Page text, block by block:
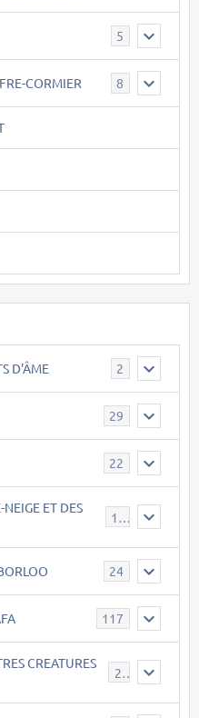
5
CORMIER 8
D'ÂME 2
29
22
ET DES
17
24
117
CREATURES
26